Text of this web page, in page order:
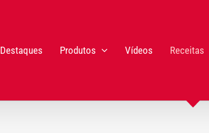
Destaques Produtos Vídeos Receitas